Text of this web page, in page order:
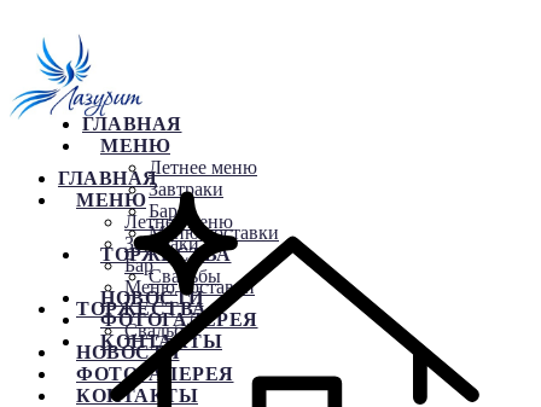
ГЛАВНАЯ
МЕНЮ
Летнее меню
Завтраки
Бар
Меню доставки
ТОРЖЕСТВА
Свадьбы
НОВОСТИ
ФОТОГАЛЕРЕЯ
КОНТАКТЫ
ГЛАВНАЯ
МЕНЮ
Летнее меню
Завтраки
Бар
Меню доставки
ТОРЖЕСТВА
Свадьбы
НОВОСТИ
ФОТОГАЛЕРЕЯ
КОНТАКТЫ